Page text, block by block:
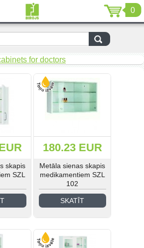
0
for doctors
skapis
SZL
180.23 EUR
Metāla sienas skapis
medikamentiem SZL
102
SKATĪT
RU